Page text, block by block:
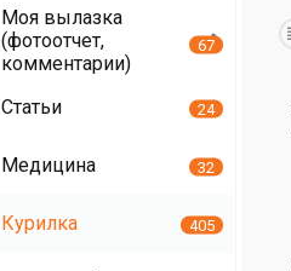
Моя вылазка
(фотоотчет,
комментарии)
67
Статьи 24
Медицина 32
Курилка 405